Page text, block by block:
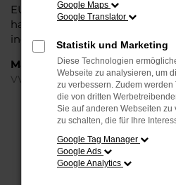
EU-Neuwagen für Köln sind
haben und entsprechend zu
individuellen Vorstellungen.
Marken
VW
FEHLER:
Beim Laden ist ein Fehler
Hier sind ein paar Tipps, die
Google Maps
Google Translator
Statistik und Marketing
Diese Technologien
Webseite zu analysieren, um
zu verbessern. Zudem
die von dritten
Sie auf anderen Webseiten zu
zu schalten, die für Ihre
Google Tag Manager
Google Ads
Google Analytics